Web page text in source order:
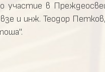
участие в
и инж. Теодор